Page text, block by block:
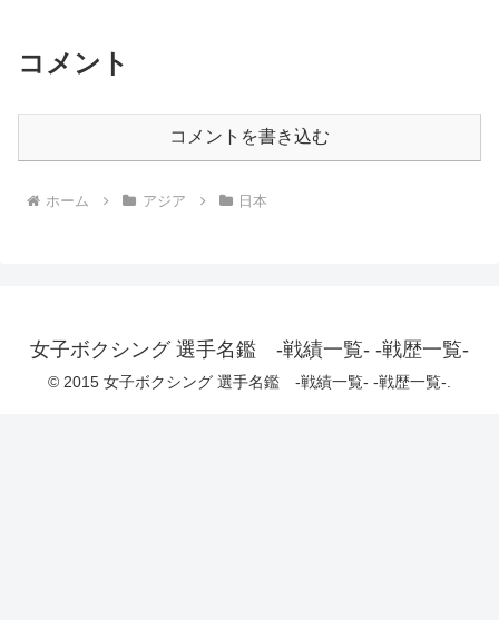
コメント
コメントを書き込む
ホーム アジア 日本
女子ボクシング 選手名鑑 -戦績一覧- -戦歴一覧-
© 2015 女子ボクシング 選手名鑑 -戦績一覧- -戦歴一覧-.